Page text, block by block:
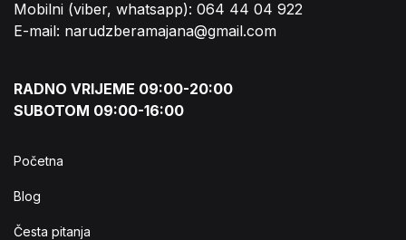
Mobilni (viber, whatsapp): 064 44 04 922
E-mail: narudzberamajana@gmail.com
RADNO VRIJEME 09:00-20:00
SUBOTOM 09:00-16:00
Početna
Blog
Česta pitanja